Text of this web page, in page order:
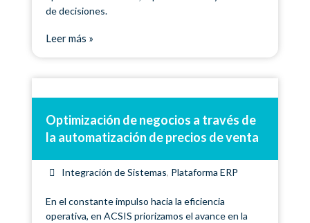
de decisiones.
Leer más »
Optimización de negocios a través de
la automatización de precios de venta
Integración de Sistemas, Plataforma ERP
En el constante impulso hacia la eficiencia
operativa, en ACSIS priorizamos el avance en la